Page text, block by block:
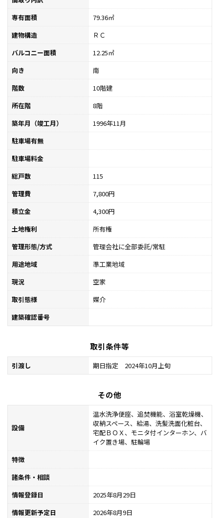
専有面積
79.36㎡
建物構造
ＲＣ
バルコニー面積
12.25㎡
向き
南
階数
10階建
所在階
8階
築年月（竣工月）
1996年11月
駐車場有無
駐車場料金
総戸数
115
管理費
7,800円
積立金
4,300円
土地権利
所有権
管理形態/方式
管理会社に全部委託/常駐
用途地域
準工業地域
現況
空家
取引態様
媒介
建築確認番号
取引条件等
引渡し 期日指定 2024年10月上旬
その他
設備
温水洗浄便座、追焚機能、浴室乾燥機、
収納スペース、給湯、洗髪洗面化粧台、
宅配ＢＯＸ、モニタ付インターホン、バ
イク置き場、駐輪場
特徴
諸条件・相談
情報登録日
2025年8月29日
情報更新予定日
2026年8月9日